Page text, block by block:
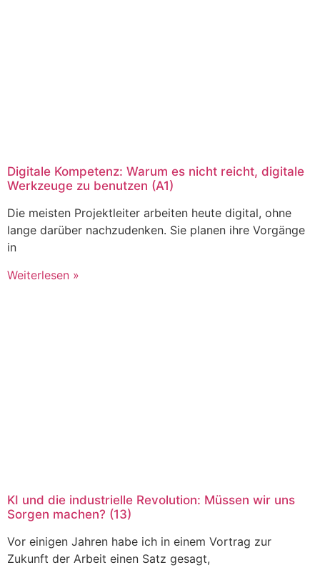
Digitale Kompetenz: Warum es nicht reicht, digitale
Werkzeuge zu benutzen (A1)
Die meisten Projektleiter arbeiten heute digital, ohne
lange darüber nachzudenken. Sie planen ihre Vorgänge
in
Weiterlesen »
KI und die industrielle Revolution: Müssen wir uns
Sorgen machen? (13)
Vor einigen Jahren habe ich in einem Vortrag zur
Zukunft der Arbeit einen Satz gesagt,